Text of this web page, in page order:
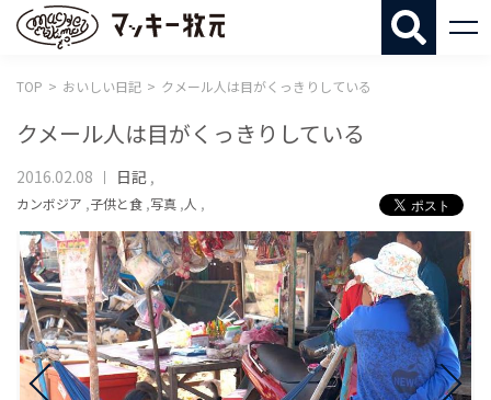
TOP おいしい日記 クメール人は目がくっきりしている
クメール人は目がくっきりしている
2016.02.08 日記 ,
カンボジア ,子供と食 ,写真 ,人 ,